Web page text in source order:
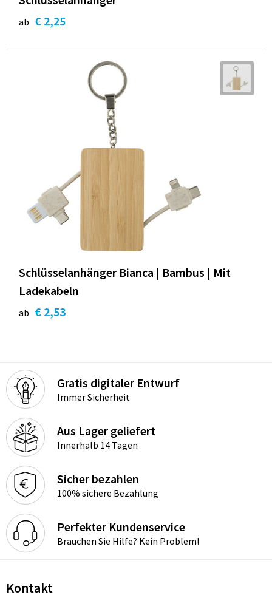
ab € 2,25
Schlüsselanhänger Bianca | Bambus | Mit
Ladekabeln
ab € 2,53
Gratis digitaler Entwurf
Immer Sicherheit
Aus Lager geliefert
Innerhalb 14 Tagen
Sicher bezahlen
100% sichere Bezahlung
Perfekter Kundenservice
Brauchen Sie Hilfe? Kein Problem!
Kontakt